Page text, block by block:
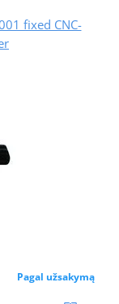
fixed CNC-
Pagal užsakymą